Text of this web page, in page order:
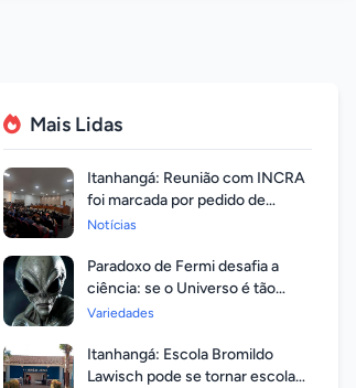
Mais Lidas
Itanhangá: Reunião com INCRA
foi marcada por pedido de
regularização pela população
Notícias
Paradoxo de Fermi desafia a
ciência: se o Universo é tão
vasto, por que ninguém
Variedades
Itanhangá: Escola Bromildo
Lawisch pode se tornar escola